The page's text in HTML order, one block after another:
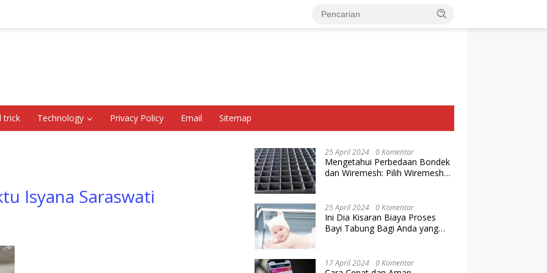
trick Technology Privacy Policy Email Sitemap
Isyana Saraswati
25 April 2024 0 Komentar
Mengetahui Perbedaan Bondek
dan Wiremesh: Pilih Wiremesh
25 April 2024 0 Komentar
Ini Dia Kisaran Biaya Proses
Bayi Tabung Bagi Anda yang
17 April 2024 0 Komentar